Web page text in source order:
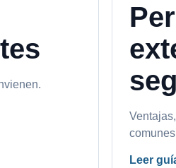
Leer